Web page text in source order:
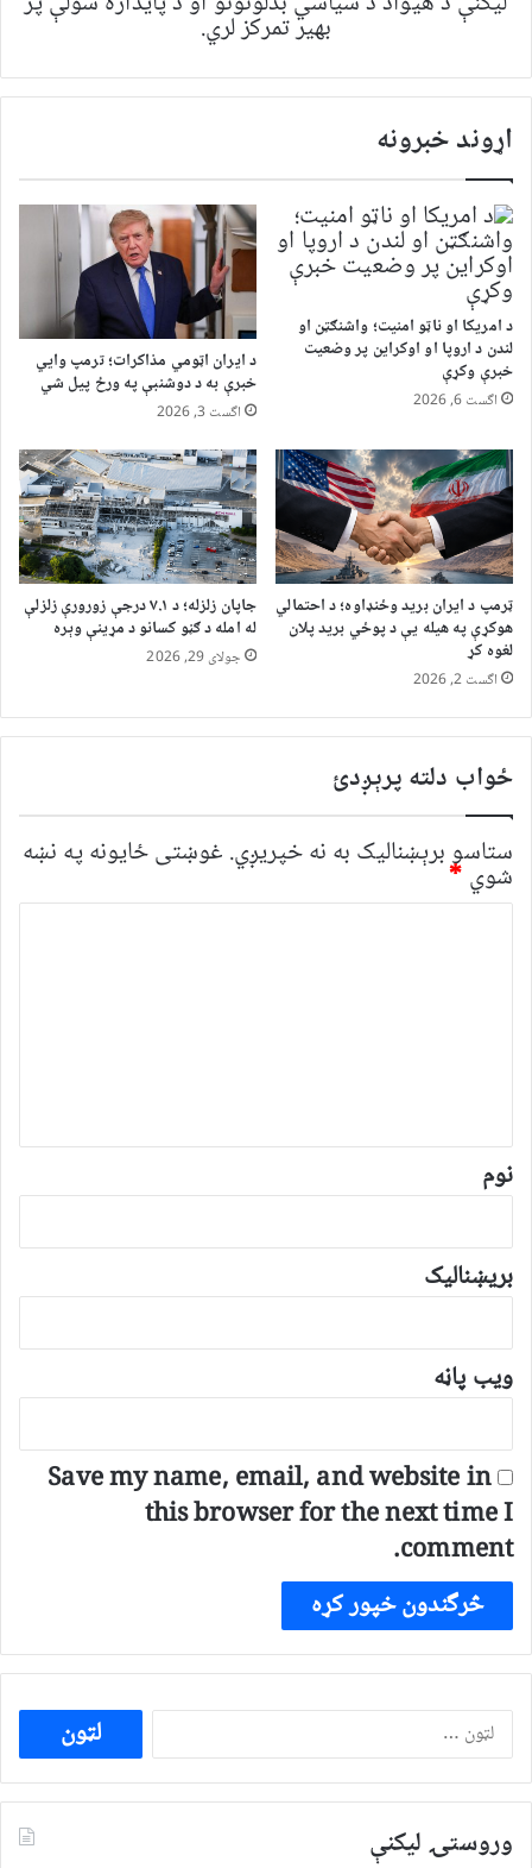
بهیر تمرکز لري.
اړوند خبرونه
د امریکا او ناټو امنیت؛ واشنګټن او
لندن د اروپا او اوکراین پر وضعیت
خبرې وکړې
اگست 6, 2026
د ایران اټومي مذاکرات؛ ترمپ وایي
خبرې به د دوشنبې په ورځ پیل شي
اگست 3, 2026
ټرمپ د ایران برید وځنډاوه؛ د احتمالي
هوکړې په هیله یې د پوځي برید پلان
لغوه کړ
اگست 2, 2026
جاپان زلزله؛ د ۷.۱ درجې زورورې زلزلې
له امله د ګڼو کسانو د مړینې وېره
جولای 29, 2026
ځواب دلته پرېږدئ
ستاسو برېښناليک به نه خپريږي. غوښتى ځایونه په نښه
شوي *
*
نوم
بریښنالیک
ویب پاڼه
Save my name, email, and website in
this browser for the next time I
comment.
ددی
لپاره
لټون:
وروستۍ ليکنې